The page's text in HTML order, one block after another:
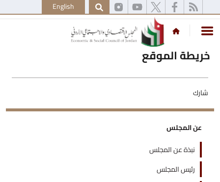
English
خريطة الموقع
شارك
عن المجلس
نبذة عن المجلس
رئيس المجلس